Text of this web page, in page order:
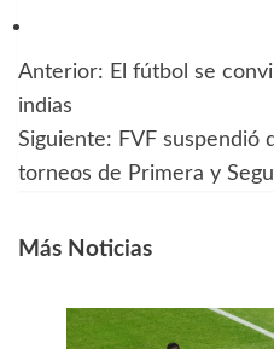
Navegación
de
entradas
Anterior: El fútbol se
indias
Siguiente: FVF suspendió
torneos de Primera y
Más Noticias